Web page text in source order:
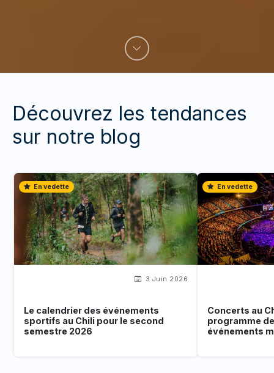
Découvrez les tendances
sur notre blog
En vedette
3 Juin 2026
Le calendrier des événements
sportifs au Chili pour le second
semestre 2026
En vedette
Concerts au
programme
événements